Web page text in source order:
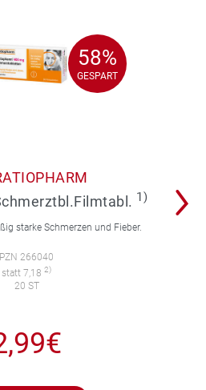
58%
GESPART
58%
GESPART
1)
starke Schmerzen und Fieber.
PZN 266040
statt 7,18 2)
20 ST